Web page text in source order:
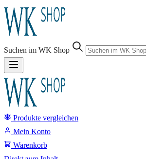
Suchen im WK Shop
Produkte vergleichen
Suche
Mein Konto
Warenkorb